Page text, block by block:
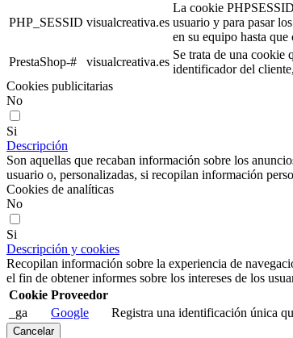
PHP_SESSID visualcreativa.es
La cookie
usuario y para pasar
en su equipo hasta que
PrestaShop-# visualcreativa.es
Se trata de una cookie
identificador del
Cookies publicitarias
No
Si
Descripción
Son aquellas que recaban información sobre los
usuario o, personalizadas, si recopilan información
Cookies de analíticas
No
Si
Descripción y cookies
Recopilan información sobre la experiencia de
el fin de obtener informes sobre los intereses de los
Cookie Proveedor
_ga
Google Registra una identificación única
Cancelar